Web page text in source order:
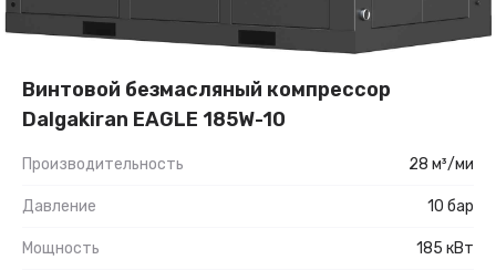
Винтовой безмасляный компрессор
Dalgakiran EAGLE 185W-10
Производительность 28 м³/ми
Давление 10 бар
Мощность 185 кВт